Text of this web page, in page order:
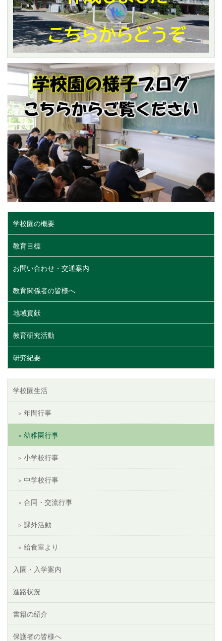
学校園の概要
教育目標
お問い合わせ・交通案内
教育関係者の皆様へ
地域貢献
教育研究活動
研究紀要
学校園生活
年間行事
幼稚園行事
小学校行事
中学校行事
合同・交流行事
課外活動
給食室より
入園・入学案内
進路状況
書籍の紹介
保護者の皆様へ